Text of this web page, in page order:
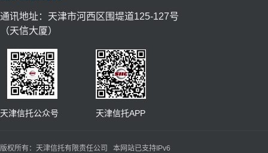
通讯地址：天津市河西区围堤道125-127号
（天信大厦）
天津信托公众号 天津信托APP
版权所有：天津信托有限责任公司 本网站已支持IPv6